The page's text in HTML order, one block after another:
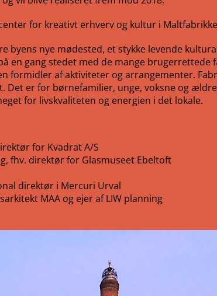
for kreativt erhverv og kultur i
byens nye mødested, et stykke levende
en gang stedet med de mange brugerrettede
formidler af aktiviteter og arrangementer.
Det er for børnefamilier, unge, voksne og
for livskvaliteten og energien i det lokale.
for Kvadrat A/S
fhv. direktør for Glasmuseet Ebeltoft
direktør i Mercuri Urval
MAA og ejer af LIW planning